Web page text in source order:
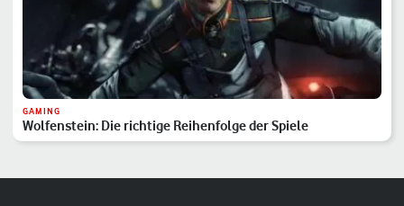
GAMING
Wolfenstein: Die richtige Reihenfolge der Spiele